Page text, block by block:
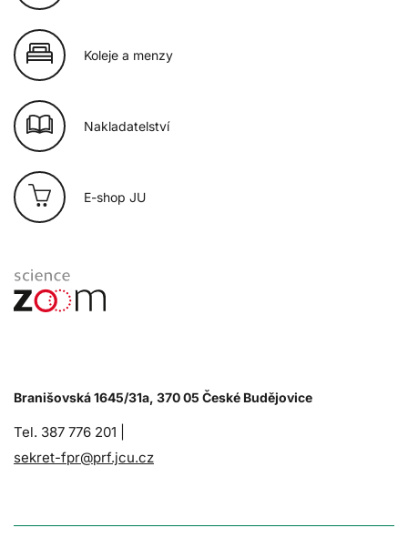
Koleje a menzy
Nakladatelství
E-shop JU
Branišovská 1645/31a, 370 05 České Budějovice
Tel. 387 776 201 |
sekret-fpr@prf.jcu.cz